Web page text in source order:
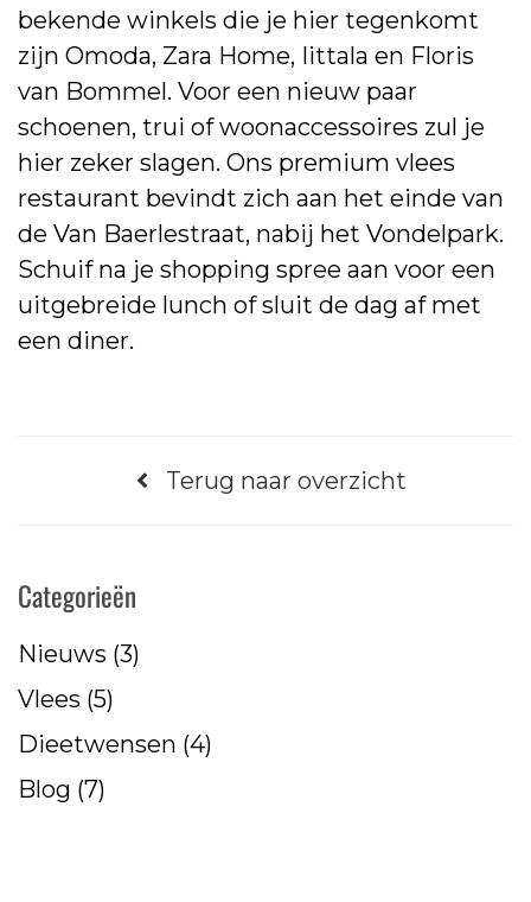
bekende winkels die je hier tegenkomt
zijn Omoda, Zara Home, Iittala en Floris
van Bommel. Voor een nieuw paar
schoenen, trui of woonaccessoires zul je
hier zeker slagen. Ons premium vlees
restaurant bevindt zich aan het einde van
de Van Baerlestraat, nabij het Vondelpark.
Schuif na je shopping spree aan voor een
uitgebreide lunch of sluit de dag af met
een diner.
Terug naar overzicht
Categorieën
Nieuws (3)
Vlees (5)
Dieetwensen (4)
Blog (7)